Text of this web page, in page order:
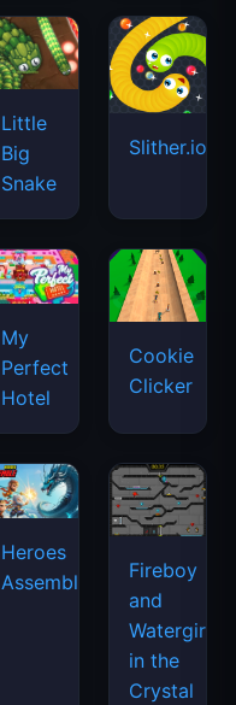
Little
Big
Snake
Slither.io
My
Perfect
Hotel
Cookie
Clicker
Heroes
Assemble
Fireboy
and
Watergirl
in the
Crystal